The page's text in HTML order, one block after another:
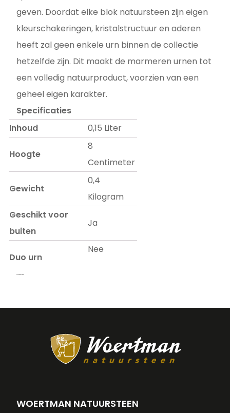
geven. Doordat elke blok natuursteen zijn eigen
kleurschakeringen, kristalstructuur en aderen
heeft zal geen enkele urn binnen de collectie
hetzelfde zijn. Dit maakt de marmeren urnen tot
een volledig natuurproduct, voorzien van een
geheel eigen karakter.
Specificaties
Inhoud
0,15 Liter
Hoogte
8
Centimeter
Gewicht
0,4
Kilogram
Geschikt voor
buiten
Ja
Duo urn
Nee
Prijs op aanvraag.
WOERTMAN NATUURSTEEN